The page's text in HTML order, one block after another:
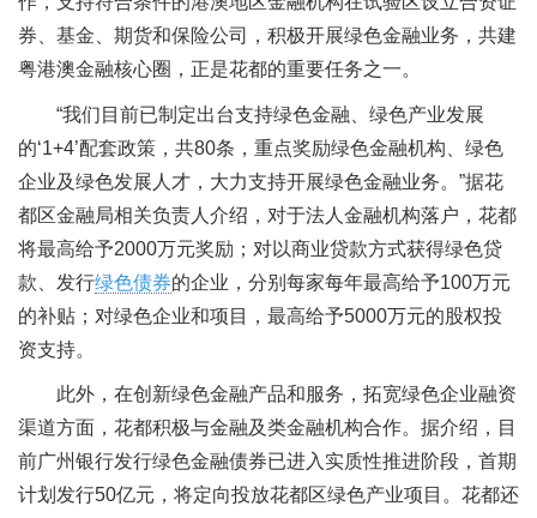
券、基金、期货和保险公司，积极开展绿色金融业务，共建
粤港澳金融核心圈，正是花都的重要任务之一。
“我们目前已制定出台支持绿色金融、绿色产业发展
的‘1+4’配套政策，共80条，重点奖励绿色金融机构、绿色
企业及绿色发展人才，大力支持开展绿色金融业务。”据花
都区金融局相关负责人介绍，对于法人金融机构落户，花都
将最高给予2000万元奖励；对以商业贷款方式获得绿色贷
款、发行绿色债券的企业，分别每家每年最高给予100万元
的补贴；对绿色企业和项目，最高给予5000万元的股权投
资支持。
此外，在创新绿色金融产品和服务，拓宽绿色企业融资
渠道方面，花都积极与金融及类金融机构合作。据介绍，目
前广州银行发行绿色金融债券已进入实质性推进阶段，首期
计划发行50亿元，将定向投放花都区绿色产业项目。花都还